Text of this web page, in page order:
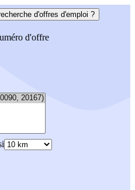
d'offres d'emploi ?
d'offre